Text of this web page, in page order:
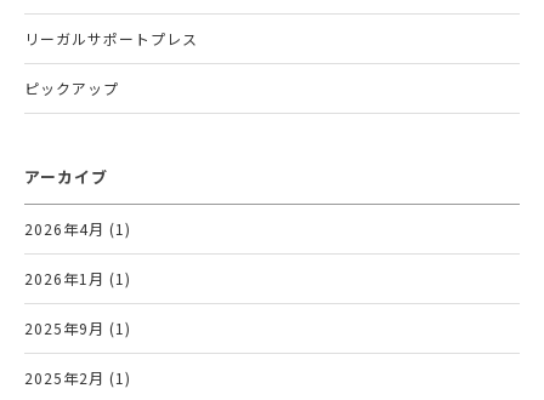
リーガルサポートプレス
ピックアップ
アーカイブ
2026年4月 (1)
2026年1月 (1)
2025年9月 (1)
2025年2月 (1)